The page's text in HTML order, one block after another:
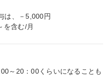
は、－5,000円
を含む/月
～20：00くらいになることも